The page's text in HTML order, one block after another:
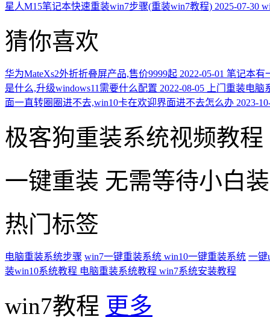
星人M15笔记本快速重装win7步骤(重装win7教程) 2025-07-30
猜你喜欢
华为MateXs2外折折叠屏产品,售价9999起 2022-05-01 笔记本有
是什么,升级windows11需要什么配置 2022-08-05
上门重装电
面一直转圈圈进不去,win10卡在欢迎界面进不去怎么办 2023-
极客狗重装系统视频教程
一键重装 无需等待小白
热门标签
电脑重装系统步骤 win7一键重装系统 win10一键重装系统 一键
装win10系统教程 电脑重装系统教程 win7系统安装教程
win7教程 更多